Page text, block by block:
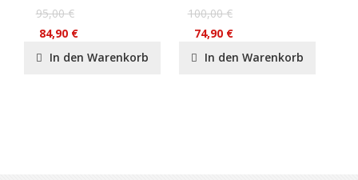
95,00 €
84,90 €
In den Warenkorb
100,00 €
74,90 €
In den Warenkorb